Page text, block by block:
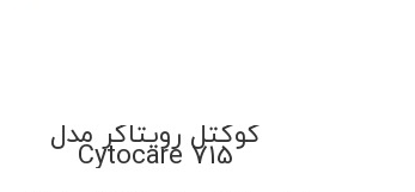
کوکتل رویتاکر مدل
Cytocare 715